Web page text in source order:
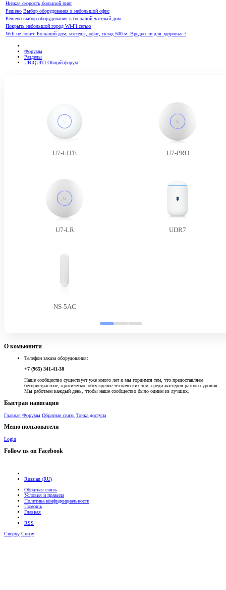
Низкая скорость,большой пинг
Решено Выбор оборудования в небольшой офис
Решено выбор оборудования в большой частный дом
Покрыть небольшой город Wi-Fi сетью
Wifi не ловит. Большой дом, коттедж, офис, склад 500 м. Вредно ли для здоровья ?
Форумы
Разделы
UBIQUITI Общий форум
U7-LITE U7-PRO
U7-LR UDR7
NS-5AC
О комьюнити
Телефон заказа оборудования:
+7 (965) 341-41-38
Наше сообщество существует уже много лет и мы гордимся тем, что предоставляем
беспристрастное, критическое обсуждение технических тем, среди мастеров разного уровня.
Мы работаем каждый день, чтобы наше сообщество было одним из лучших.
Быстрая навигация
Главная Форумы Обратная связь Точка доступа
Меню пользователя
Login
Follow us on Facebook
Russian (RU)
Обратная связь
Условия и правила
Политика конфиденциальности
Помощь
Главная
RSS
Сверху Снизу